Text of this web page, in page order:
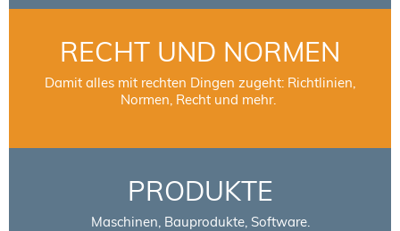
RECHT UND NORMEN
Damit alles mit rechten Dingen zugeht: Richtlinien,
Normen, Recht und mehr.
PRODUKTE
Maschinen, Bauprodukte, Software.